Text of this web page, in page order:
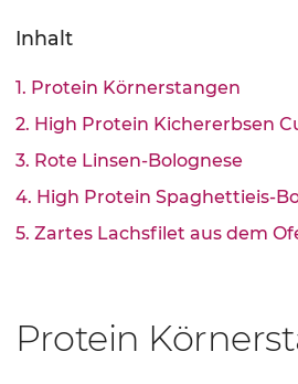
Inhalt
1. Protein Körnerstangen
2. High Protein Kichererbsen
3. Rote Linsen-Bolognese
4. High Protein Spaghettieis-
5. Zartes Lachsfilet aus dem
Protein